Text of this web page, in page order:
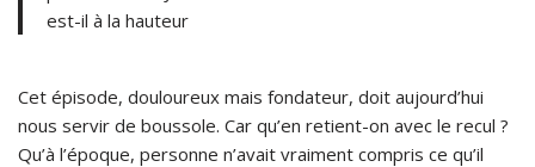
est-il à la hauteur
Cet épisode, douloureux mais fondateur, doit aujourd’hui
nous servir de boussole. Car qu’en retient-on avec le recul ?
Qu’à l’époque, personne n’avait vraiment compris ce qu’il